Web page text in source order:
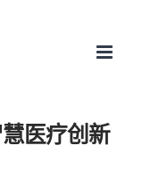
医疗创新